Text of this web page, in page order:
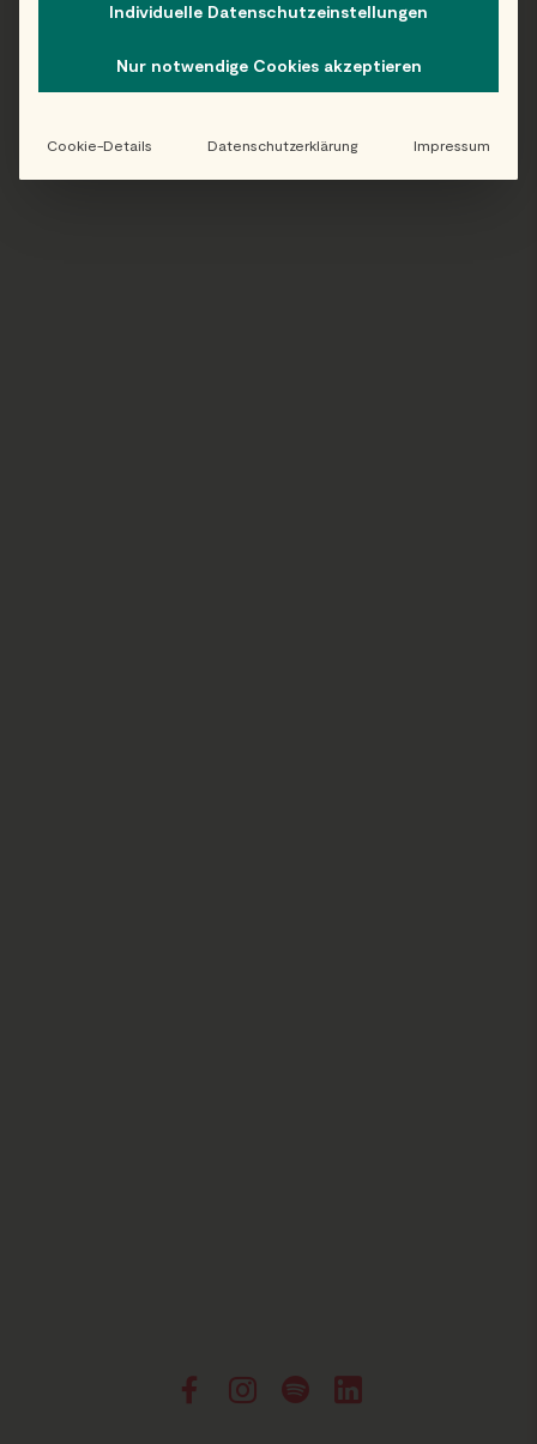
Folge uns auf Instagram!
Individuelle Datenschutzeinstellungen
Nur notwendige Cookies akzeptieren
Cookie-Details Datenschutzerklärung Impressum